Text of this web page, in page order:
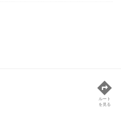
ルート
を見る